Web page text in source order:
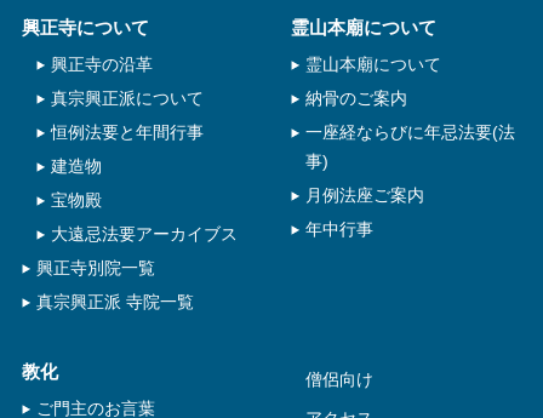
興正寺について
興正寺の沿革
真宗興正派について
恒例法要と年間行事
建造物
宝物殿
大遠忌法要アーカイブス
興正寺別院一覧
真宗興正派 寺院一覧
霊山本廟について
霊山本廟について
納骨のご案内
一座経ならびに年忌法要(法
事)
月例法座ご案内
年中行事
教化
ご門主のお言葉
僧侶向け